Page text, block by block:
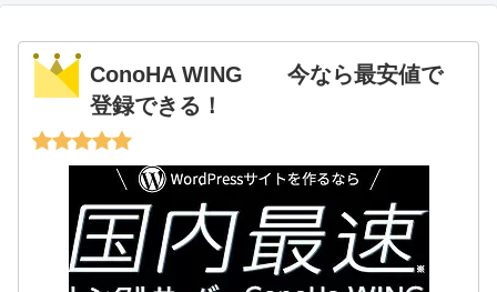
ConoHA WING 今なら最安値で
登録できる！